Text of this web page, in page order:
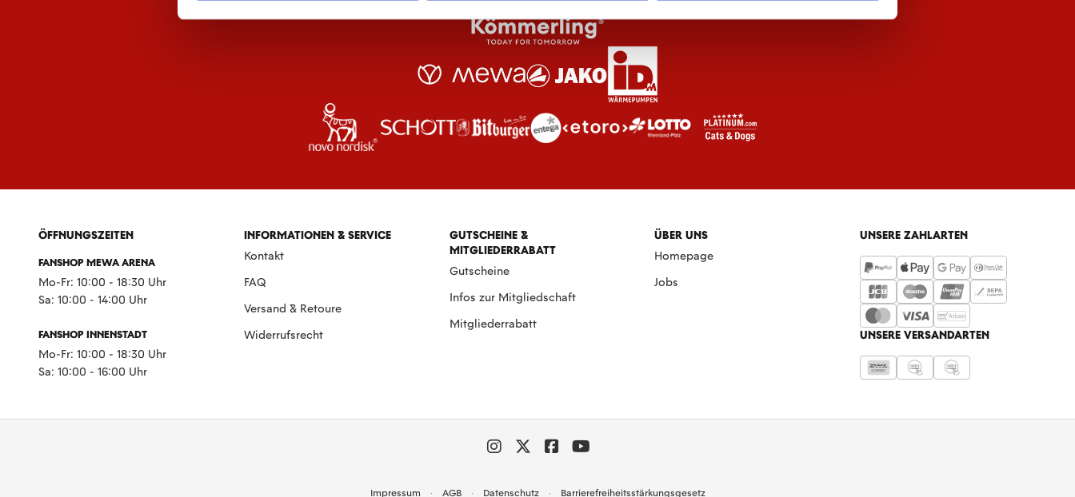
ÖFFNUNGSZEITEN
FANSHOP MEWA ARENA
Mo-Fr: 10:00 - 18:30 Uhr
Sa: 10:00 - 14:00 Uhr
FANSHOP INNENSTADT
Mo-Fr: 10:00 - 18:30 Uhr
Sa: 10:00 - 16:00 Uhr
INFORMATIONEN & SERVICE
Kontakt
FAQ
Versand & Retoure
Widerrufsrecht
GUTSCHEINE &
MITGLIEDERRABATT
Gutscheine
Infos zur Mitgliedschaft
Mitgliederrabatt
ÜBER UNS
Homepage
Jobs
UNSERE ZAHLARTEN
UNSERE VERSANDARTEN
Impressum AGB Datenschutz Barrierefreiheitsstärkungsgesetz